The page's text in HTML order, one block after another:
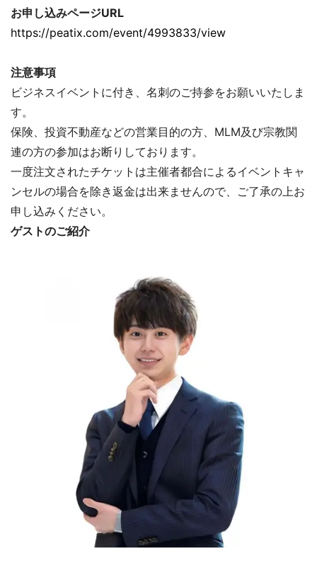
お申し込みページURL
https://peatix.com/event/4993833/view
注意事項
ビジネスイベントに付き、名刺のご持参をお願いいたしま
す。
保険、投資不動産などの営業目的の方、MLM及び宗教関
連の方の参加はお断りしております。
一度注文されたチケットは主催者都合によるイベントキャ
ンセルの場合を除き返金は出来ませんので、ご了承の上お
申し込みください。
ゲストのご紹介